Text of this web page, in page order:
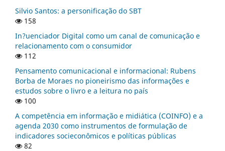
Silvio Santos: a personificação do SBT
158
In?uenciador Digital como um canal de comunicação e
relacionamento com o consumidor
112
Pensamento comunicacional e informacional: Rubens
Borba de Moraes no pioneirismo das informações e
estudos sobre o livro e a leitura no país
100
A competência em informação e midiática (COINFO) e a
agenda 2030 como instrumentos de formulação de
indicadores socieconômicos e políticas públicas
82